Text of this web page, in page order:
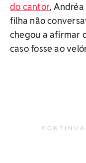
do cantor,
filha não
chegou a afirmar
caso fosse ao